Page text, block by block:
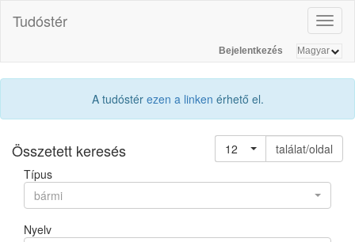
Tudóstér
Bejelentkezés
A tudóstér ezen a linken érhető el.
Összetett keresés 12
találat/oldal
Típus
bármi
Nyelv